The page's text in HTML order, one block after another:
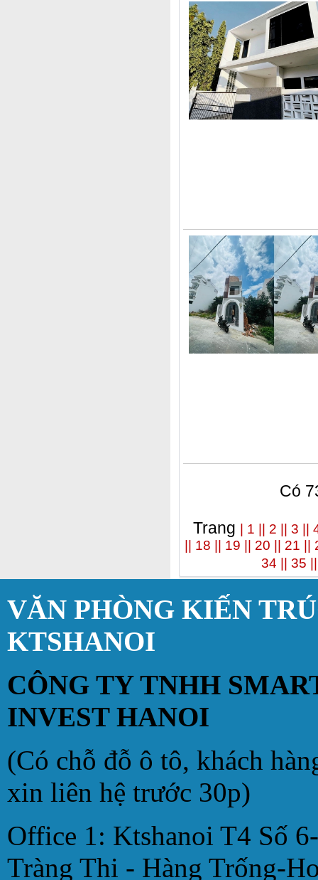
Có
Trang | 1 | | 2 | | 3 |
|
| 18 | | 19 | | 20 | | 21 |
34 |
| 35 |
VĂN PHÒNG KIẾN
KTSHANOI
CÔNG TY TNHH
INVEST HANOI
(Có chỗ đỗ ô tô, khách
xin liên hệ trước 30p)
Office 1: Ktshanoi T4 Số
Tràng Thi - Hàng Trống-